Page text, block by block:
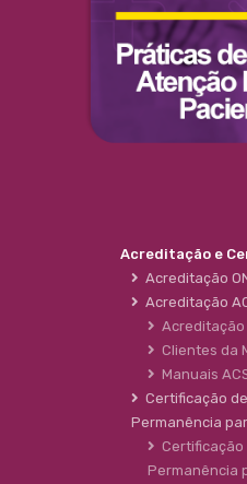
Acreditação e
Acreditação
Acreditação
Acreditação
Clientes da
Manuais
Certificação
Permanência
Certificação
Permanência